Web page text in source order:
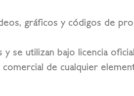
gráficos y códigos de
se utilizan bajo licencia
de cualquier